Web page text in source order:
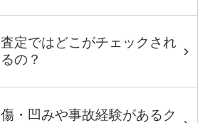
査定ではどこがチェックされ
るの？
傷・凹みや事故経験があるク